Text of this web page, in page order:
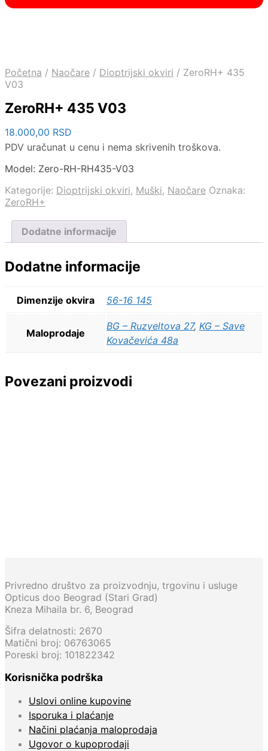
Početna / Naočare / Dioptrijski okviri / ZeroRH+ 435
V03
ZeroRH+ 435 V03
18.000,00 RSD
PDV uračunat u cenu i nema skrivenih troškova.
Model: Zero-RH-RH435-V03
Kategorije: Dioptrijski okviri, Muški, Naočare Oznaka:
ZeroRH+
Dodatne informacije
Dodatne informacije
Dimenzije okvira 56-16 145
Maloprodaje
BG – Ruzveltova 27, KG – Save
Kovačevića 48a
Povezani proizvodi
Privredno društvo za proizvodnju, trgovinu i usluge
Opticus doo Beograd (Stari Grad)
Kneza Mihaila br. 6, Beograd
Šifra delatnosti: 2670
Matični broj: 06763065
Poreski broj: 101822342
Korisnička podrška
Uslovi online kupovine
Isporuka i plaćanje
Načini plaćanja maloprodaja
Ugovor o kupoprodaji